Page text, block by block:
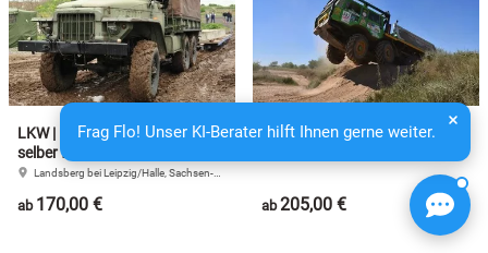
LKW | Militär-Truck URAL 4320
selber fahren
Landsberg bei Leipzig/Halle, Sachsen-Anhalt
ab 170,00 €
Trial Truck TATRA selber fahren
ab205,00 €
Frag Flo! Unser KI-Berater hilft Ihnen gerne weiter.